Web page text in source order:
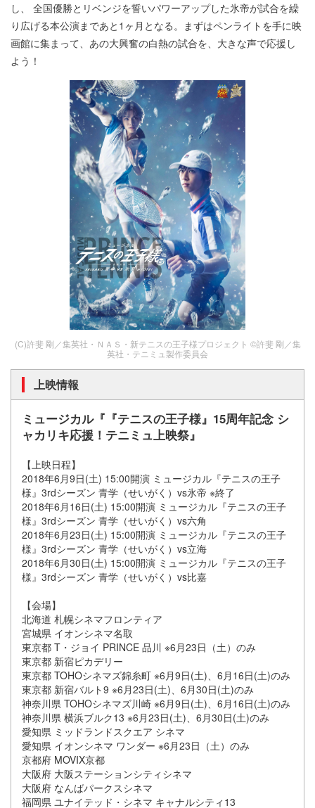
し、 全国優勝とリベンジを誓いパワーアップした氷帝が試合を繰
り広げる本公演まであと1ヶ月となる。まずはペンライトを手に映
画館に集まって、あの大興奮の白熱の試合を、大きな声で応援し
よう！
(C)許斐 剛／集英社・ＮＡＳ・新テニスの王子様プロジェクト ©許斐 剛／集
英社・テニミュ製作委員会
上映情報
ミュージカル『『テニスの王子様』15周年記念 シ
ャカリキ応援！テニミュ上映祭』
【上映日程】
2018年6月9日(土) 15:00開演 ミュージカル『テニスの王子
様』3rdシーズン 青学（せいがく）vs氷帝 ※終了
2018年6月16日(土) 15:00開演 ミュージカル『テニスの王子
様』3rdシーズン 青学（せいがく）vs六角
2018年6月23日(土) 15:00開演 ミュージカル『テニスの王子
様』3rdシーズン 青学（せいがく）vs立海
2018年6月30日(土) 15:00開演 ミュージカル『テニスの王子
様』3rdシーズン 青学（せいがく）vs比嘉
【会場】
北海道 札幌シネマフロンティア
宮城県 イオンシネマ名取
東京都 T・ジョイ PRINCE 品川 ※6月23日（土）のみ
東京都 新宿ピカデリー
東京都 TOHOシネマズ錦糸町 ※6月9日(土)、6月16日(土)のみ
東京都 新宿バルト9 ※6月23日(土)、6月30日(土)のみ
神奈川県 TOHOシネマズ川崎 ※6月9日(土)、6月16日(土)のみ
神奈川県 横浜ブルク13 ※6月23日(土)、6月30日(土)のみ
愛知県 ミッドランドスクエア シネマ
愛知県 イオンシネマ ワンダー ※6月23日（土）のみ
京都府 MOVIX京都
大阪府 大阪ステーションシティシネマ
大阪府 なんばパークスシネマ
福岡県 ユナイテッド・シネマ キャナルシティ13